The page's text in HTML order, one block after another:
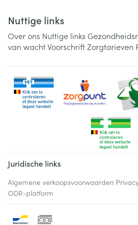
Nuttige links
Over ons Nuttige links
van wachtVoorschriftZorgtarieven
Juridische links
Algemene verkoopsvoorwaarden
ODR-platform